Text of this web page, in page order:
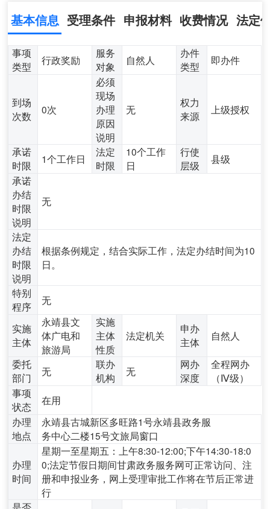
基本信息 受理条件 申报材料 收费情况 法定
事项
类型
行政奖励
服务
对象
自然人
办件
类型
即办件
到场
次数
0次
必须
现场
办理
原因
说明
无
权力
来源
上级授权
承诺
时限
1个工作日
法定
时限
10个工作
日
行使
层级
县级
承诺
办结
时限
说明
无
法定
办结
时限
说明
根据条例规定，结合实际工作，法定办结时间为10
日。
特别
程序
无
实施
主体
永靖县文
体广电和
旅游局
实施
主体
性质
法定机关
申办
主体
自然人
委托
部门
无
联办
机构
无
网办
深度
全程网办
（Ⅳ级）
事项
状态
在用
办理
地点
永靖县古城新区多旺路1号永靖县政务服
务中心二楼15号文旅局窗口
办理
时间
星期一至星期五：上午8:30-12:00;下午14:30-18:0
0;法定节假日期间甘肃政务服务网可正常访问、注
册和申报业务，网上受理审批工作将在节后正常进
行